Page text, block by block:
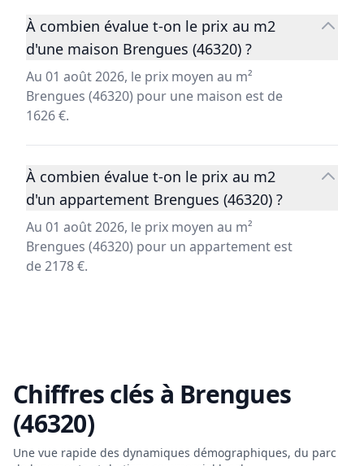
À combien évalue t-on le prix au m2
d'une maison Brengues (46320) ?
Au 01 août 2026, le prix moyen au m²
Brengues (46320) pour une maison est de
1626 €.
À combien évalue t-on le prix au m2
d'un appartement Brengues (46320) ?
Au 01 août 2026, le prix moyen au m²
Brengues (46320) pour un appartement est
de 2178 €.
Chiffres clés à Brengues
(46320)
Une vue rapide des dynamiques démographiques, du parc